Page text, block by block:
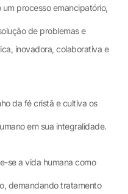
processo emancipatório,
de problemas e
inovadora, colaborativa e
da fé cristã e cultiva os
em sua integralidade.
se a vida humana como
demandando tratamento